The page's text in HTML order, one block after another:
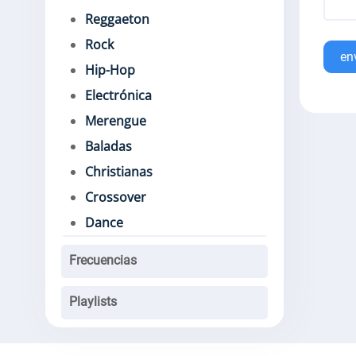
Reggaeton
Rock
Hip-Hop
Electrónica
Merengue
Baladas
Christianas
Crossover
Dance
Frecuencias
Playlists